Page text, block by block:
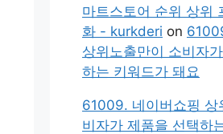
마트스토어 순위 상위
화 - kurkderi on
상위노출만이 소비자
하는 키워드가 돼요
61009. 네이버쇼핑 상
비자가 제품을 선택하